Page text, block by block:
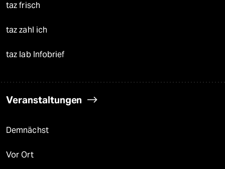
taz frisch
taz zahl ich
taz lab Infobrief
Veranstaltungen
Demnächst
Vor Ort